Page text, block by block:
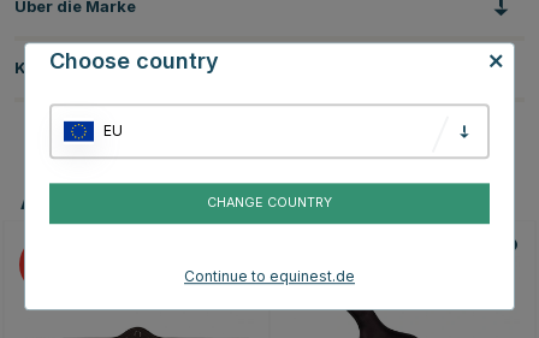
Über die Marke
Kundenbewertungen
Andere Produkte, die Ihnen gefallen könnten
Choose country
EU
CHANGE COUNTRY
Continue to equinest.de